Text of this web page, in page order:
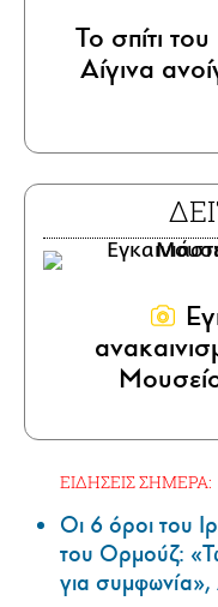
Το σπίτι
Αίγινα
ΕΙΔΗΣΕΙΣ ΣΗΜΕΡΑ:
Οι 6 όροι του
του Ορμούζ:
για συμφωνία»,